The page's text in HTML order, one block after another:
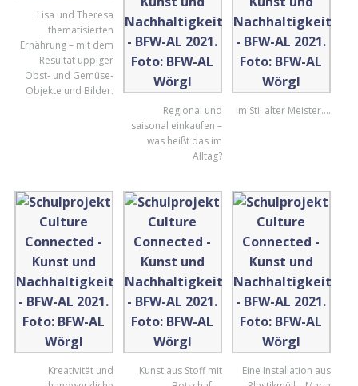
Lisa und Theresa
thematisierten
Ernährung – mit dem
Resultat üppiger
Obst- und Gemüse-
Objekte und Bilder.
Regional und
saisonal einkaufen –
was heißt das im
Alltag?
Im Stil alter Meister….
Kreativität und
Kunst aus Stoff mit
Eine Installation aus